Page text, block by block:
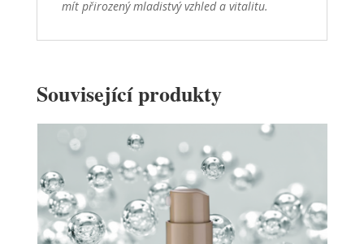
mít přirozený mladistvý vzhled a vitalitu.
Související produkty